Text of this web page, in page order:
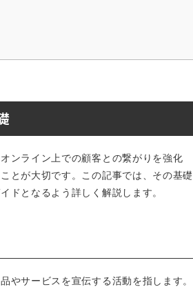
ンライン上での顧客との繋がりを強化
とが大切です。この記事では、その基礎
ドとなるよう詳しく解説します。
やサービスを宣伝する活動を指します。